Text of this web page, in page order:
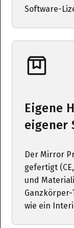
Software-
Eigene
eigener
Der Mirror
gefertigt
und
wie ein